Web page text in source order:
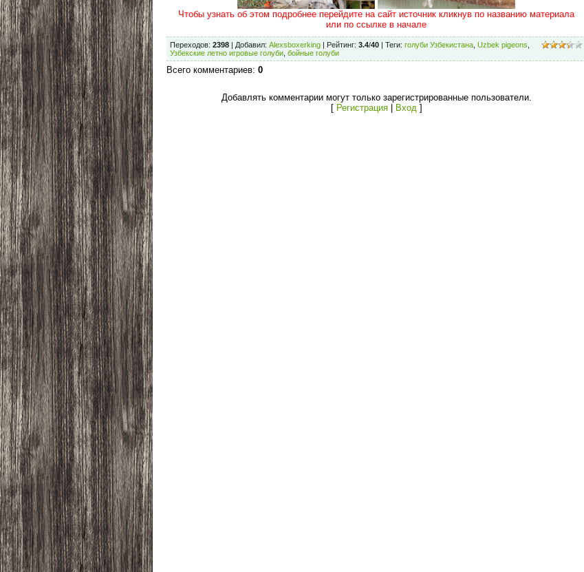
Чтобы узнать об этом подробнее перейдите на сайт источник кликнув по названию материала
или по ссылке в начале
Переходов: 2398 | Добавил: Alexsboxerking | Рейтинг: 3.4/40 | Теги: голуби Узбекистана Uzbek pigeons
Узбекские летно игровые голуби бойные голуби
Всего комментариев: 0
Добавлять комментарии могут только зарегистрированные пользователи.
[ Регистрация| Вход ]